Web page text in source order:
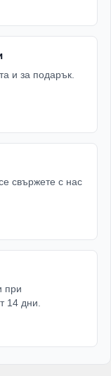
и за подарък.
свържете с нас
при
14 дни.